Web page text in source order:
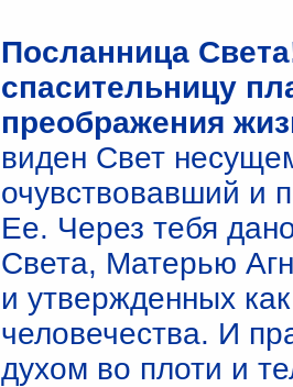
Посланница
спасительницу
преображения
виден Свет
очувствовавший и
Ее. Через тебя
Света, Матерью
и утвержденных
человечества. И
духом во плоти и